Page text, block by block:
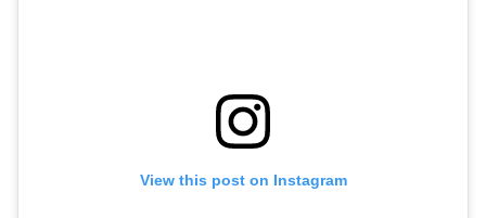
View this post on Instagram